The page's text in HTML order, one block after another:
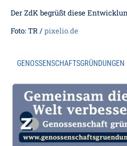
Der ZdK begrüßt diese
Foto: TR /pixelio.de
GENOSSENSCHAFTSGRÜNDUNGEN